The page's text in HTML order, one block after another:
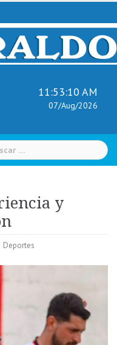
11:53:12 AM
07/Aug/2026
y
Deportes